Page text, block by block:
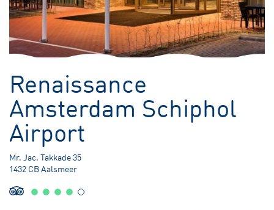
Renaissance
Amsterdam Schiphol
Airport
Mr. Jac. Takkade 35
1432 CB Aalsmeer